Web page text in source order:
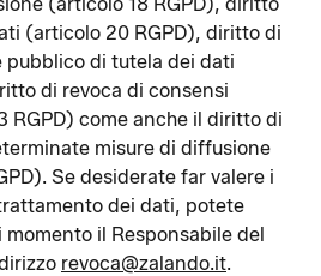
(articolo 20 RGPD), diritto di
pubblico di tutela dei dati
di revoca di consensi
RGPD) come anche il diritto di
misure di diffusione
Se desiderate far valere i
dei dati, potete
il Responsabile del
revoca@zalando.it.